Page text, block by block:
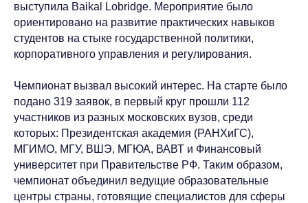
выступила Baikal Lobridge. Мероприятие было
ориентировано на развитие практических навыков
студентов на стыке государственной политики,
корпоративного управления и регулирования.
Чемпионат вызвал высокий интерес. На старте было
подано 319 заявок, в первый круг прошли 112
участников из разных московских вузов, среди
которых: Президентская академия (РАНХиГС),
МГИМО, МГУ, ВШЭ, МГЮА, ВАВТ и Финансовый
университет при Правительстве РФ. Таким образом,
чемпионат объединил ведущие образовательные
центры страны, готовящие специалистов для сферы